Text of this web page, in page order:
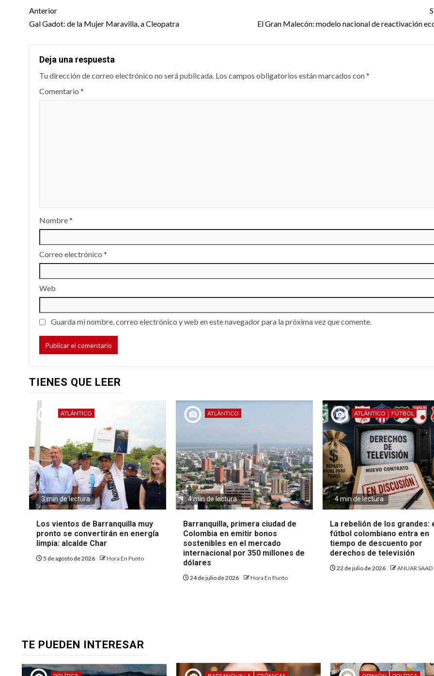
Post
navigation
Anterior
Gal Gadot: de la Mujer Maravilla, a Cleopatra
El Gran Malecón: modelo nacional de reactivación
Deja una respuesta
Tu dirección de correo electrónico no será publicada. Los campos obligatorios están marcados con*
Comentario *
Nombre*
Correo electrónico *
Web
Guarda mi nombre, correo electrónico y web en este navegador para la próxima vez que comente.
TIENES QUE LEER
ATLÁNTICO
3 min de lectura
Los vientos de Barranquilla muy
pronto se convertirán en energía
limpia: alcalde Char
5 de agosto de 2026 Hora En Punto
ATLÁNTICO
4 min de lectura
Barranquilla, primera ciudad de
Colombia en emitir bonos
sostenibles en el mercado
internacional por 350 millones de
dólares
24 de julio de 2026 Hora En Punto
ATLÁNTICO FÚTBOL
4 min de lectura
La rebelión de los grandes:
fútbol colombiano entra en
tiempo de descuento por
derechos de televisión
22 de julio de 2026 ANUAR SAAD
TE PUEDEN INTERESAR